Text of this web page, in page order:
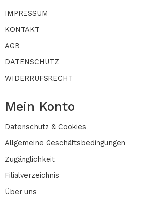
IMPRESSUM
KONTAKT
AGB
DATENSCHUTZ
WIDERRUFSRECHT
Mein Konto
Datenschutz & Cookies
Allgemeine Geschäftsbedingungen
Zugänglichkeit
Filialverzeichnis
Über uns